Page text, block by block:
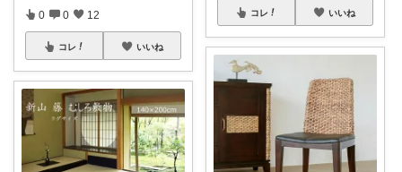
0 0 12
コレ いいね
コレ いいね